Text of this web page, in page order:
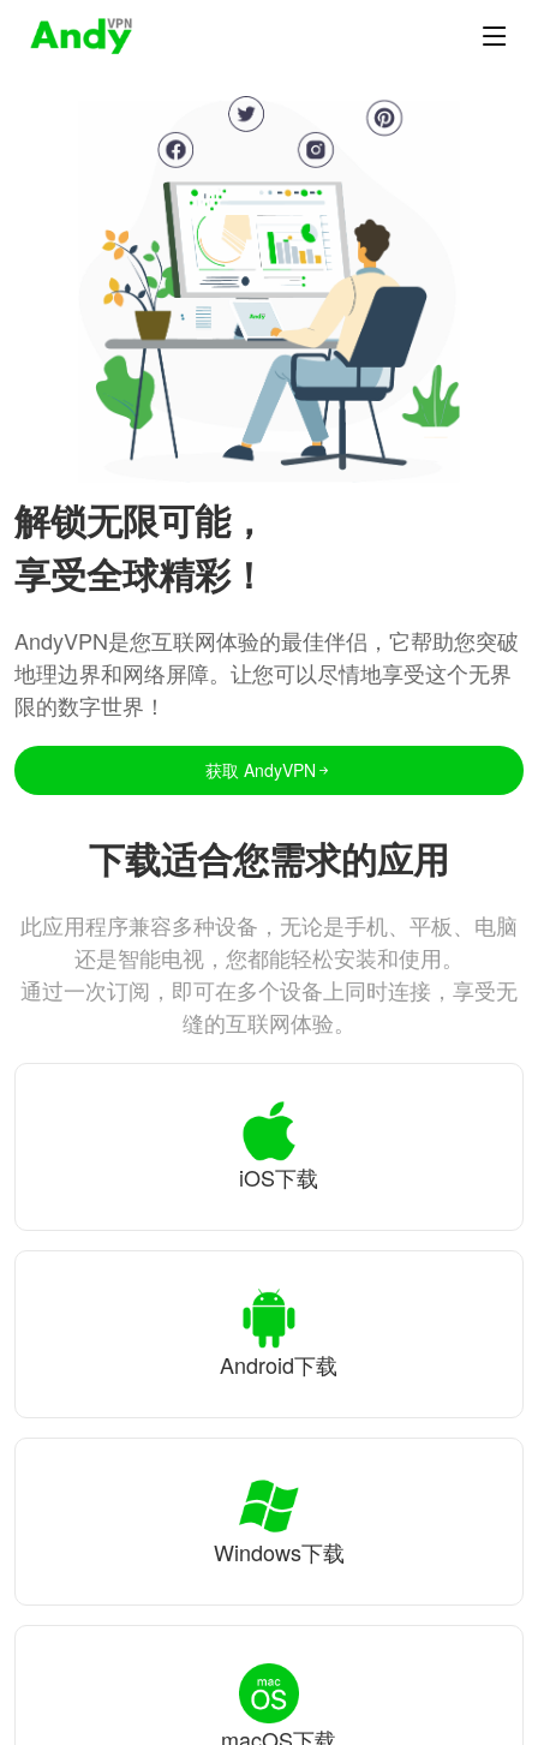
解锁无限可能，
享受全球精彩！
AndyVPN是您互联网体验的最佳伴侣，它帮助您突破
地理边界和网络屏障。让您可以尽情地享受这个无界
限的数字世界！
获取 AndyVPN
下载适合您需求的应用
此应用程序兼容多种设备，无论是手机、平板、电脑
还是智能电视，您都能轻松安装和使用。
通过一次订阅，即可在多个设备上同时连接，享受无
缝的互联网体验。
iOS下载
Android下载
Windows下载
macOS下载